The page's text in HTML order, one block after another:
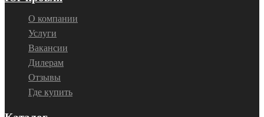
О компании
Услуги
Вакансии
Дилерам
Отзывы
Где купить